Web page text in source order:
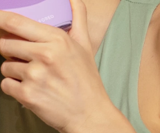
Mina enheter
Mina beställningar
Mina adresser
Mina prenumerationer
Elixir
Set
Español
Português
Русский
繁體中文